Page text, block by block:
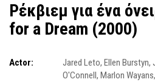
Ρέκβιεμ για ένα
for a Dream (2000)
Actor: Jared Leto, Ellen Burstyn,
O'Connell, Marlon Wayans,